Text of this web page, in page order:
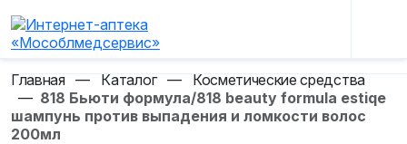
Главная — Каталог — Косметические средства
— 818 Бьюти формула/818 beauty formula estiqe
шампунь против выпадения и ломкости волос
200мл